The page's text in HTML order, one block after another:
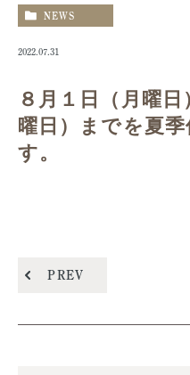
NEWS
2022.07.31
８月１日（月曜
曜日）までを夏
す。
PREV